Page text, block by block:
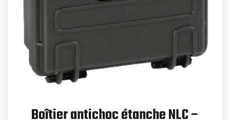
Boîtier antichoc étanche NLC –